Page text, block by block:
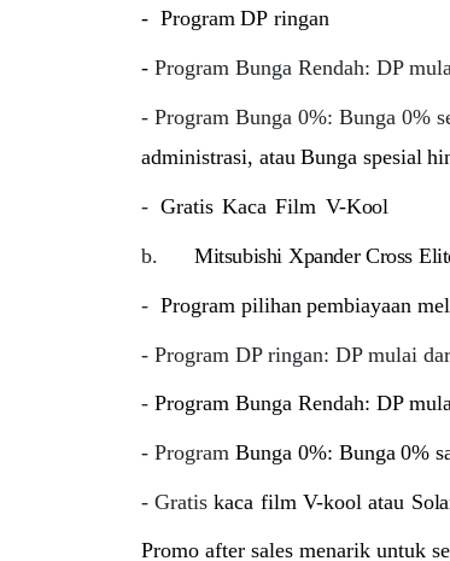
- Program DP ringan
- Program Bunga Rendah: DP
- Program Bunga 0%: Bunga 0%
administrasi, atau Bunga spesial
- Gratis Kaca Film V-Kool
b. Mitsubishi Xpander Cross
- Program pilihan pembiayaan
- Program DP ringan: DP mulai
- Program Bunga Rendah: DP
- Program Bunga 0%: Bunga 0%
- Gratis kaca film V-kool atau
Promo after sales menarik untuk